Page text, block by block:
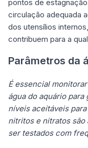
pontos de
circulação adequada
dos utensílios
contribuem para a
Parâmetros da
É essencial
água do aquário
níveis aceitáveis
nitritos e nitratos são
ser testados com